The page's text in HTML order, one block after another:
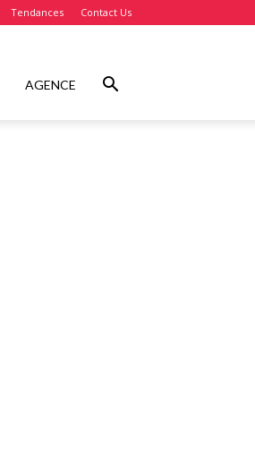
Tendances Contact Us
AGENCE